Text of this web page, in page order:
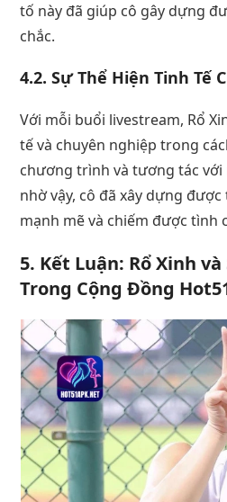
tố này đã giúp cô gây dựng
chắc.
4.2. Sự Thể Hiện Tinh Tế
Với mỗi buổi livestream, Rổ
tế và chuyên nghiệp trong
chương trình và tương tác
nhờ vậy, cô đã xây dựng
mạnh mẽ và chiếm được tình
5. Kết Luận: Rổ Xinh
Trong Cộng Đồng